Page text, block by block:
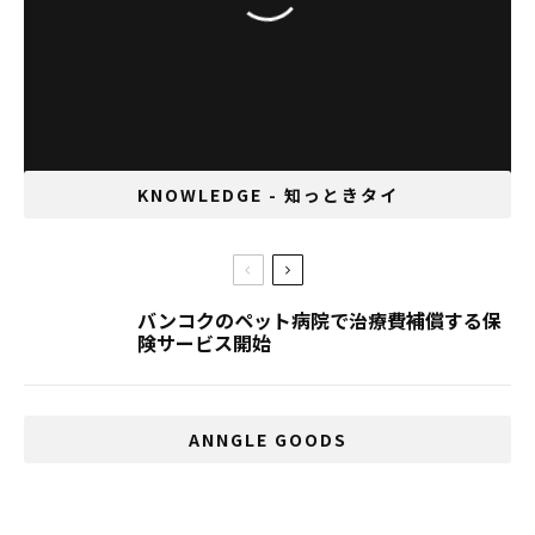
ーを目指すシンガーソングライター、Chitose
KNOWLEDGE - 知っときタイ
バンコクのペット病院で治療費補償する保
険サービス開始
ANNGLE GOODS